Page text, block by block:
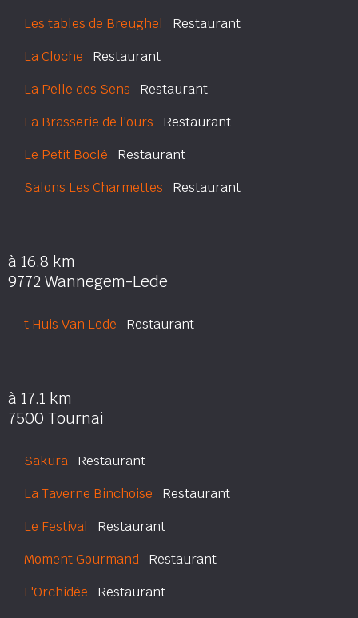
Les tables de Breughel Restaurant
La Cloche Restaurant
La Pelle des Sens Restaurant
La Brasserie de l'ours Restaurant
Le Petit Boclé Restaurant
Salons Les Charmettes Restaurant
à 16.8 km
9772 Wannegem-Lede
t Huis Van Lede Restaurant
à 17.1 km
7500 Tournai
Sakura Restaurant
La Taverne Binchoise Restaurant
Le Festival Restaurant
Moment Gourmand Restaurant
L'Orchidée Restaurant